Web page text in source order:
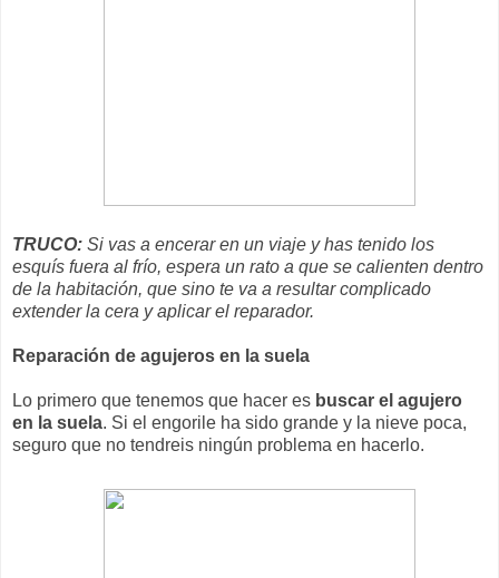
TRUCO: Si vas a encerar en un viaje y has tenido los
esquís fuera al frío, espera un rato a que se calienten dentro
de la habitación, que sino te va a resultar complicado
extender la cera y aplicar el reparador.
Reparación de agujeros en la suela
Lo primero que tenemos que hacer es buscar el agujero
en la suela. Si el engorile ha sido grande y la nieve poca,
seguro que no tendreis ningún problema en hacerlo.